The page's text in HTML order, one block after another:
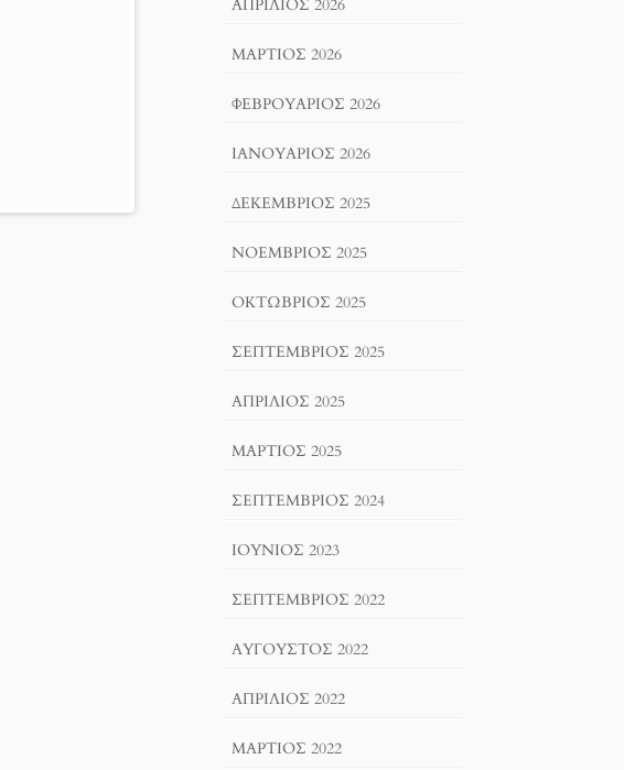
ΑΠΡΊΛΙΟΣ 2026
ΜΆΡΤΙΟΣ 2026
ΦΕΒΡΟΥΆΡΙΟΣ 2026
ΙΑΝΟΥΆΡΙΟΣ 2026
ΔΕΚΈΜΒΡΙΟΣ 2025
ΝΟΈΜΒΡΙΟΣ 2025
ΟΚΤΏΒΡΙΟΣ 2025
ΣΕΠΤΈΜΒΡΙΟΣ 2025
ΑΠΡΊΛΙΟΣ 2025
ΜΆΡΤΙΟΣ 2025
ΣΕΠΤΈΜΒΡΙΟΣ 2024
ΙΟΎΝΙΟΣ 2023
ΣΕΠΤΈΜΒΡΙΟΣ 2022
ΑΎΓΟΥΣΤΟΣ 2022
ΑΠΡΊΛΙΟΣ 2022
ΜΆΡΤΙΟΣ 2022